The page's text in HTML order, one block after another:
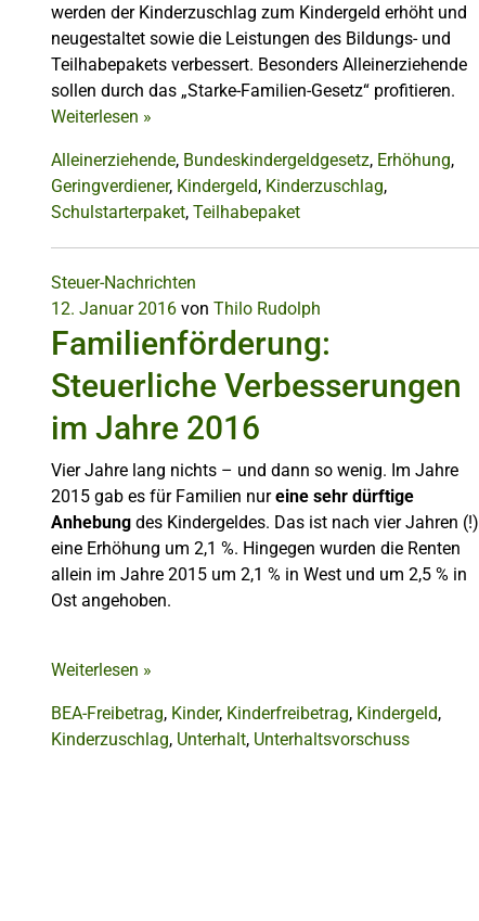
werden der Kinderzuschlag zum Kindergeld erhöht und
neugestaltet sowie die Leistungen des Bildungs- und
Teilhabepakets verbessert. Besonders Alleinerziehende
sollen durch das „Starke-Familien-Gesetz“ profitieren.
Weiterlesen »
Alleinerziehende, Bundeskindergeldgesetz, Erhöhung,
Geringverdiener, Kindergeld, Kinderzuschlag,
Schulstarterpaket, Teilhabepaket
Steuer-Nachrichten
12. Januar 2016 von Thilo Rudolph
Familienförderung:
Steuerliche Verbesserungen
im Jahre 2016
Vier Jahre lang nichts – und dann so wenig. Im Jahre
2015 gab es für Familien nureine sehr dürftige
Anhebung des Kindergeldes. Das ist nach vier Jahren (!)
eine Erhöhung um 2,1 %. Hingegen wurden die Renten
allein im Jahre 2015 um 2,1 % in West und um 2,5 % in
Ost angehoben.
Weiterlesen »
BEA-Freibetrag, Kinder, Kinderfreibetrag, Kindergeld,
Kinderzuschlag, Unterhalt, Unterhaltsvorschuss